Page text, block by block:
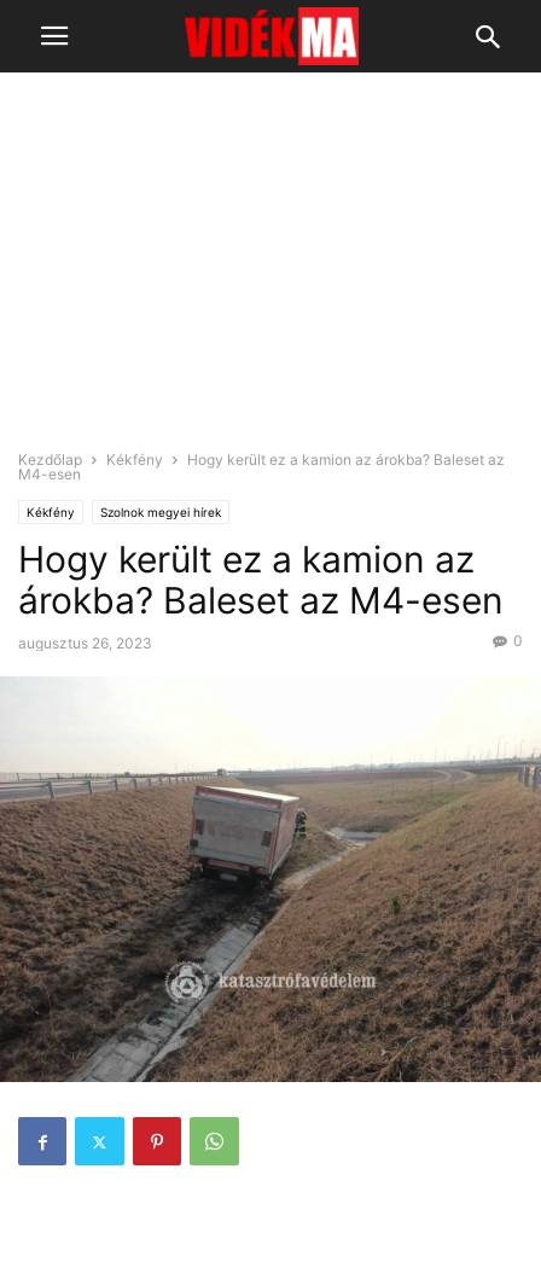
Kezdőlap Kékfény
Hogy került ez a kamion az árokba? Baleset az
M4-esen
Kékfény Szolnok megyei hírek
Hogy került ez a kamion az
árokba? Baleset az M4-esen
augusztus 26, 2023 0